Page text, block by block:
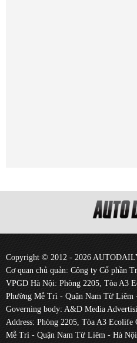
Copyright © 2012 - 2026
Cơ quan chủ quản: Công ty Cổ phần
VPGD Hà Nội: Phòng 2205, Tòa A3
Phường Mễ Trì - Quận Nam Từ Liêm
Governing body: A&D Media
Address: Phòng 2205, Tòa A3
Mễ Trì - Quận Nam Từ Liêm - Hà Nội